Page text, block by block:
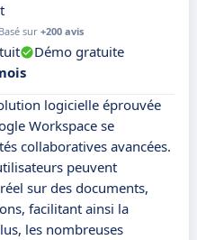
Basé sur +200 avis
Démo gratuite
logicielle éprouvée
Workspace se
collaboratives avancées.
peuvent
sur des documents,
facilitant ainsi la
les nombreuses